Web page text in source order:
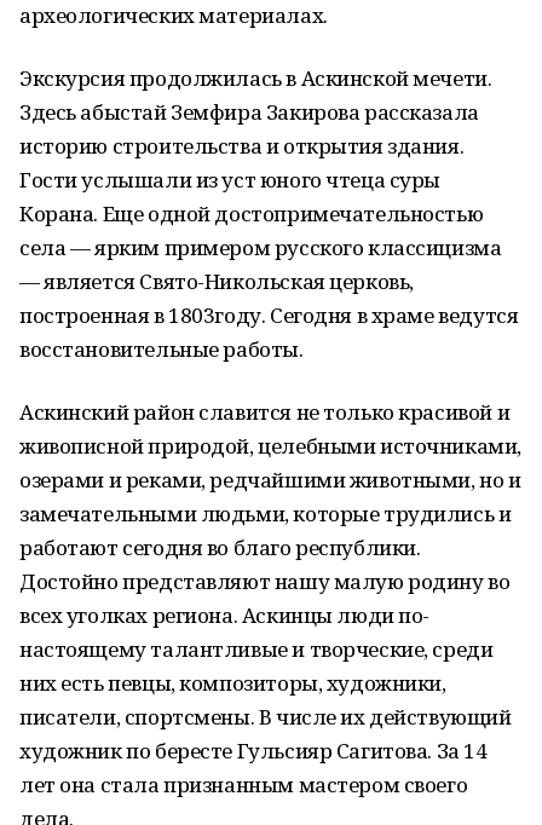
археологических материалах.
Экскурсия продолжилась в Аскинской мечети.
Здесь абыстай Земфира Закирова рассказала
историю строительства и открытия здания.
Гости услышали из уст юного чтеца суры
Корана. Еще одной достопримечательностью
села — ярким примером русского классицизма
— является Свято-Никольская церковь,
построенная в 1803году. Сегодня в храме ведутся
восстановительные работы.
Аскинский район славится не только красивой и
живописной природой, целебными источниками,
озерами и реками, редчайшими животными, но и
замечательными людьми, которые трудились и
работают сегодня во благо республики.
Достойно представляют нашу малую родину во
всех уголках региона. Аскинцы люди по-
настоящему талантливые и творческие, среди
них есть певцы, композиторы, художники,
писатели, спортсмены. В числе их действующий
художник по бересте Гульсияр Сагитова. За 14
лет она стала признанным мастером своего
дела.